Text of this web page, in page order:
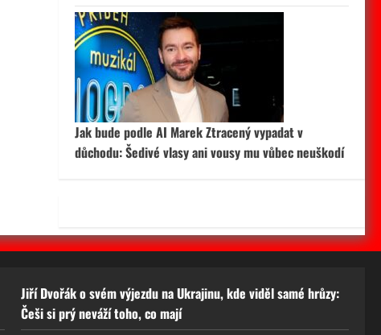
Jak bude podle AI Marek Ztracený vypadat v
důchodu: Šedivé vlasy ani vousy mu vůbec neuškodí
Jiří Dvořák o svém výjezdu na Ukrajinu, kde viděl samé hrůzy:
Češi si prý neváží toho, co mají